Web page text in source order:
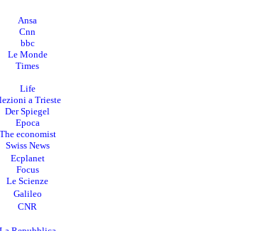
Ansa
Cnn
bbc
Le Monde
Times
Life
a Trieste
Der Spiegel
Epoca
economist
Swiss News
Ecplanet
Focus
Le Scienze
Galileo
CNR